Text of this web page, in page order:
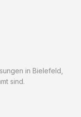
in Bielefeld,
sind.